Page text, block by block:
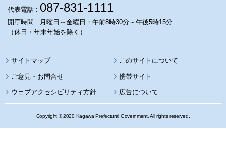
代表電話 : 087-831-1111
開庁時間 : 月曜日～金曜日・午前8時30分～午後5時15分
（休日・年末年始を除く）
サイトマップ このサイトについて
携帯サイト
ウェブアクセシビリティ方針 広告について
Copyright © 2020 Kagawa Prefectural Government. All rights reserved.